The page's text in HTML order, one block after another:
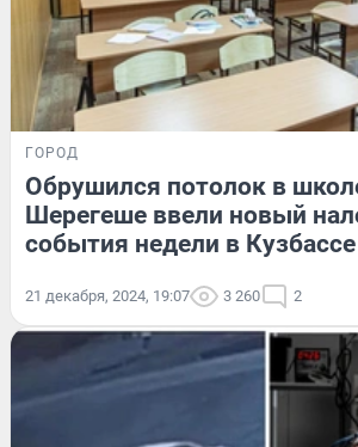
ГОРОД
Обрушился потолок в
Шерегеше ввели новый
события недели в Кузбассе
21 декабря, 2024, 19:07 3 260 2